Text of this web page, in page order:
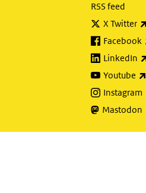
RSS feed
X Twitter
Facebook
LinkedIn
Youtube
Instagram
Mastodon